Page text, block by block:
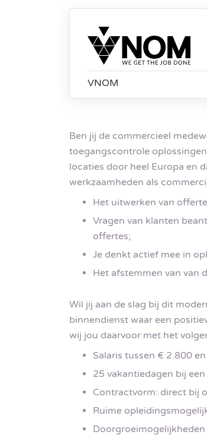
VNOM
Ben jij de commercieel
toegangscontrole
locaties door heel Europa en
werkzaamheden als
Het uitwerken van
Vragen van klanten
offertes;
Je denkt actief mee in
Het afstemmen van van
Wil jij aan de slag bij dit
binnendienst waar een
wij jou daarvoor met het
Salaris tussen € 2.800
25 vakantiedagen bij
Contractvorm: direct bij
Ruime